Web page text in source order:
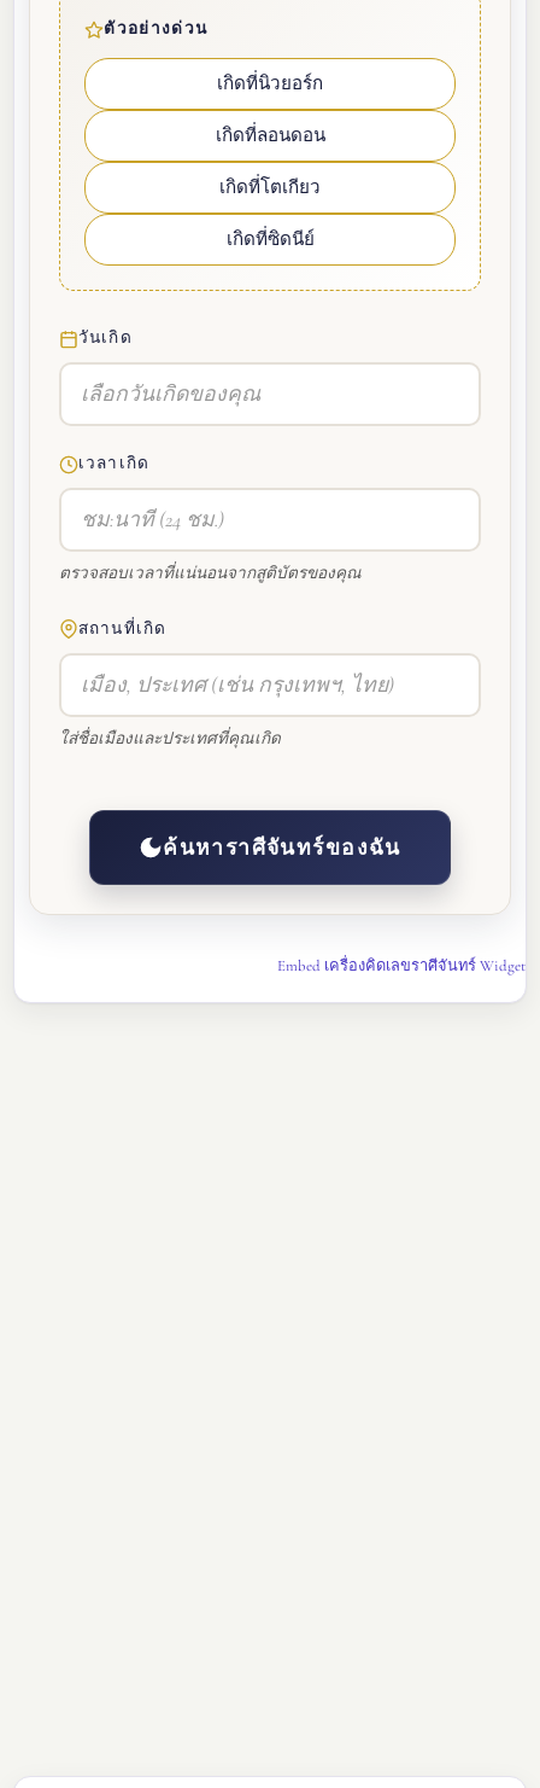
ตัวอย่างด่วน
เกิดที่นิวยอร์ก
เกิดที่ลอนดอน
เกิดที่โตเกียว
เกิดที่ซิดนีย์
วันเกิด
เวลาเกิด
ตรวจสอบเวลาที่แน่นอนจากสูติบัตรของคุณ
สถานที่เกิด
ใส่ชื่อเมืองและประเทศที่คุณเกิด
ค้นหาราศีจันทร์ของฉัน
Embed เครื่องคิดเลขราศีจันทร์ Widget